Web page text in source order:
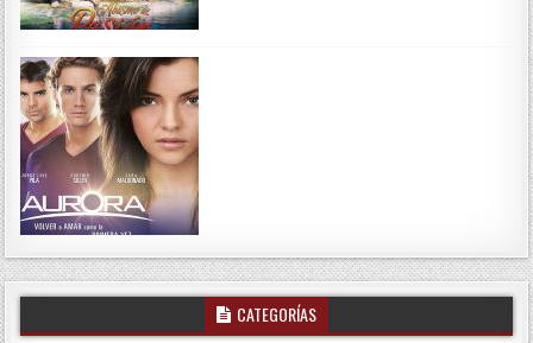
CATEGORÍAS